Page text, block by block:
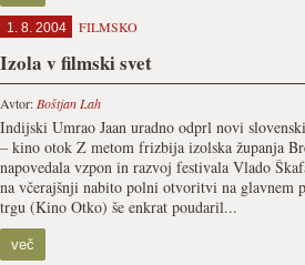
1. 8. 2004 FILMSKO
Izola v filmski svet
Avtor: Boštjan Lah
Indijski Umrao Jaan uradno odprl novi
– kino otok Z metom frizbija izolska županja
napovedala vzpon in razvoj festivala Vlado
na včerajšnji nabito polni otvoritvi na glavnem
trgu (Kino Otko) še enkrat poudaril...
več